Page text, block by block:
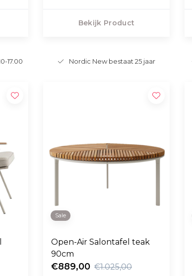
Bekijk Product
17.00 Nordic New bestaat 25 jaar
Sale
Open-Air Salontafel teak
90cm
€889,00 €1.025,00